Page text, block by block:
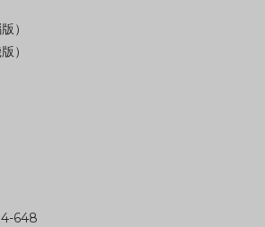
）
）
648